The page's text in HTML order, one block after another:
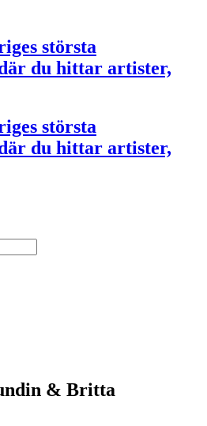
största
du hittar artister,
största
du hittar artister,
& Britta